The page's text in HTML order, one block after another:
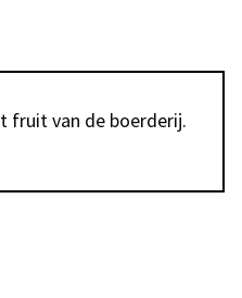
fruit van de boerderij.